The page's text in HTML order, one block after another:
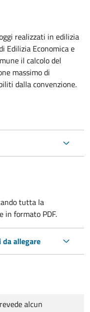
realizzati in edilizia
Edilizia Economica e
il calcolo del
massimo di
dalla convenzione.
tutta la
in formato PDF.
allegare
alcun